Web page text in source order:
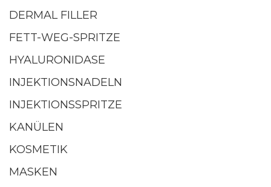
DERMAL FILLER
FETT-WEG-SPRITZE
HYALURONIDASE
INJEKTIONSNADELN
INJEKTIONSSPRITZE
KANÜLEN
KOSMETIK
MASKEN